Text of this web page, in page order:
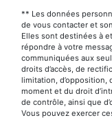
** Les données
de vous contacter et
Elles sont destinées à
répondre à votre
communiquées aux
droits d’accès, de
limitation,
moment et du droit
de contrôle, ainsi que
Vous pouvez exercer